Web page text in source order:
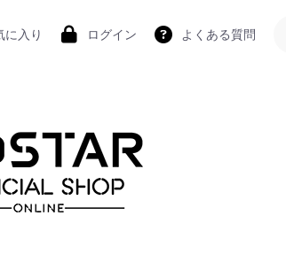
に入り ログイン よくある質問